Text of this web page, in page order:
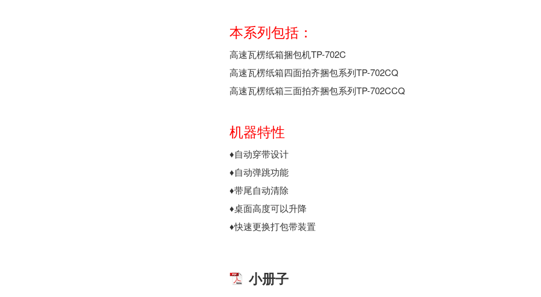
本系列包括：
高速瓦楞纸箱捆包机TP-702C
高速瓦楞纸箱四面拍齐捆包系列TP-702CQ
高速瓦楞纸箱三面拍齐捆包系列TP-702CCQ
机器特性
♦自动穿带设计
♦自动弹跳功能
♦带尾自动清除
♦桌面高度可以升降
♦快速更换打包带装置
小册子